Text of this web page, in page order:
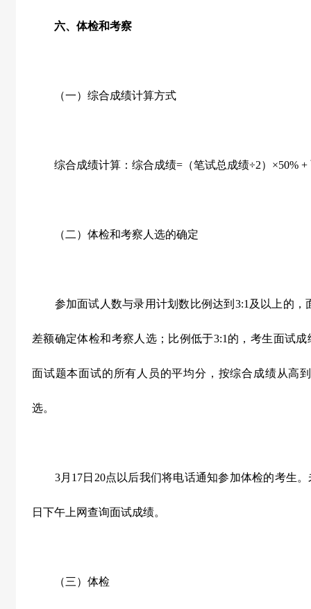
六、体检和考察
（一）综合成绩计算方式
综合成绩计算：综合成绩= （笔试总成绩÷2）×50% +
（二）体检和考察人选的确定
参加面试人数与录用计划数比例达到 3:1 及以上的，
差额确定体检和考察人选；比例低于3:1 的，考生面试
面试题本面试的所有人员的平均分，按综合成绩从高
选。
3月 17日 20点以后我们将电话通知参加体检的考生
日下午上网查询面试成绩。
（三）体检